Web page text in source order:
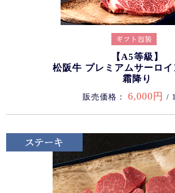
【A5等級】
松阪牛 プレミアムサーロイ
霜降り
販売価格： 6,000円 /